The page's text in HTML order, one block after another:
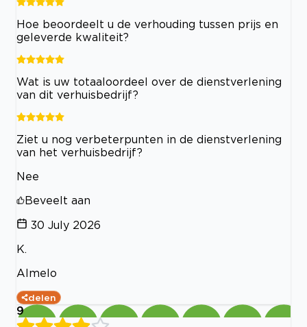
Hoe beoordeelt u de verhouding tussen prijs en
geleverde kwaliteit?
Wat is uw totaaloordeel over de dienstverlening
van dit verhuisbedrijf?
Ziet u nog verbeterpunten in de dienstverlening
van het verhuisbedrijf?
Nee
Beveelt aan
30 July 2026
K.
Almelo
delen
9